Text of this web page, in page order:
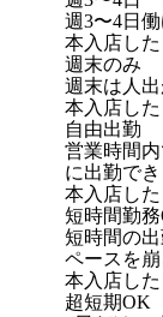
週3〜4日
本入店し
週末のみ
週末は人
本入店し
自由出勤
営業時間
に出勤でき
本入店し
短時間勤
短時間の
ペースを崩
本入店し
超短期OK